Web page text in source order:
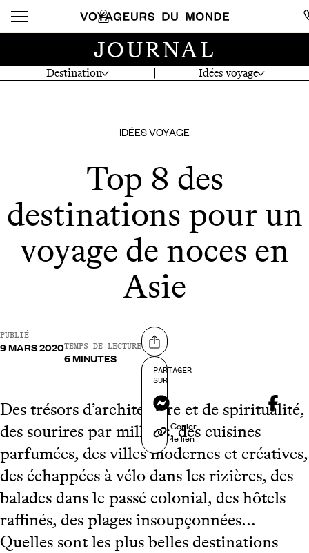
Destination Idées voyage
JOURNAL
IDÉES VOYAGE
Top 8 des
destinations pour un
voyage de noces en
Asie
PUBLIÉ
9 MARS 2020TEMPS DE LECTURE
6 MINUTES
Partager sur
PARTAGER
SUR
Messenger
Copier
le lien
Des trésors d’architecture et de spiritualité,
des sourires par milliers, des cuisines
parfumées, des villes modernes et créatives,
des échappées à vélo dans les rizières, des
balades dans le passé colonial, des hôtels
raffinés, des plages insoupçonnées…
Quelles sont les plus belles destinations